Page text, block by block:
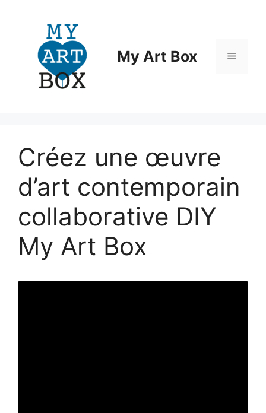
My Art Box Menu
Créez une œuvre
d’art contemporain
collaborative DIY
My Art Box